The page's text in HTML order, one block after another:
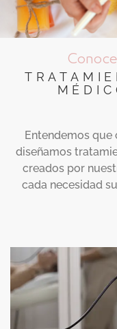
Entendemos que
diseñamos
creados por
cada necesidad